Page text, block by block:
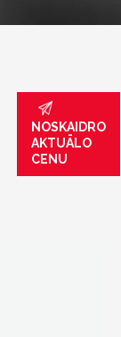
NOSKAIDRO
AKTUĀLO
CENU